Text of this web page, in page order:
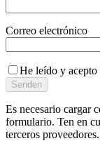
Correo electrónico
He leído y acepto
Es necesario cargar
formulario. Ten en
terceros proveedores.